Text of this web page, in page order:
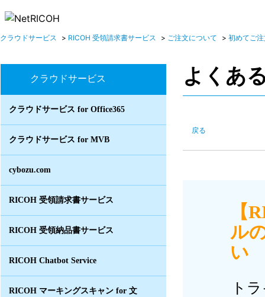
クラウドサービス > RICOH 受領請求書サービス > ご注文について > 初めてご
クラウドサービス
クラウドサービス for Office365
クラウドサービス for MVB
cybozu.com
RICOH 受領請求書サービス
RICOH 受領納品書サービス
RICOH Chatbot Service
RICOH マーキングスキャン for 文
よくあ
戻る
【
ル
い
ト